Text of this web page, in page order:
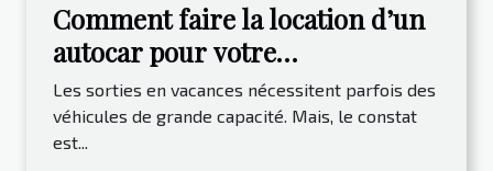
Comment faire la location d’un
autocar pour votre
déplacement ?
Les sorties en vacances nécessitent parfois des
véhicules de grande capacité. Mais, le constat
est...